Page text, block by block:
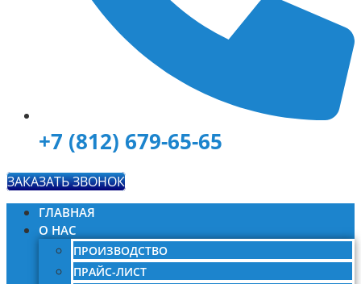
+7 (812) 679-65-65
ЗАКАЗАТЬ ЗВОНОК
ГЛАВНАЯ
О НАС
ПРОИЗВОДСТВО
ПРАЙС-ЛИСТ